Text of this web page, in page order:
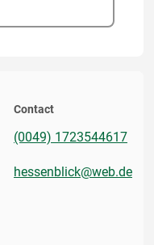
Contact
(0049) 1723544617
hessenblick@web.de